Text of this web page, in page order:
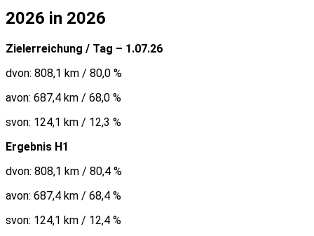
2026 in 2026
Zielerreichung / Tag – 1.07.26
dvon: 808,1 km / 80,0 %
avon: 687,4 km / 68,0 %
svon: 124,1 km / 12,3 %
Ergebnis H1
dvon: 808,1 km / 80,4 %
avon: 687,4 km / 68,4 %
svon: 124,1 km / 12,4 %